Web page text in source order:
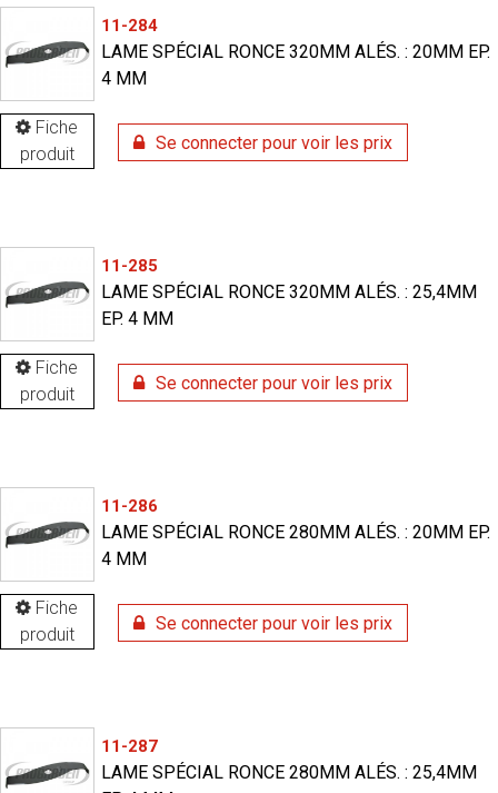
Fiche
produit
11-284
LAME SPÉCIAL RONCE 320MM ALÉS. : 20MM EP.
4 MM
Se connecter pour voir les prix
Fiche
produit
11-285
LAME SPÉCIAL RONCE 320MM ALÉS. : 25,4MM
EP. 4 MM
Se connecter pour voir les prix
Fiche
produit
11-286
LAME SPÉCIAL RONCE 280MM ALÉS. : 20MM EP.
4 MM
Se connecter pour voir les prix
11-287
LAME SPÉCIAL RONCE 280MM ALÉS. : 25,4MM